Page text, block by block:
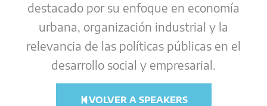
destacado por su enfoque en economía
urbana, organización industrial y la
relevancia de las políticas públicas en el
desarrollo social y empresarial.
VOLVER A SPEAKERS